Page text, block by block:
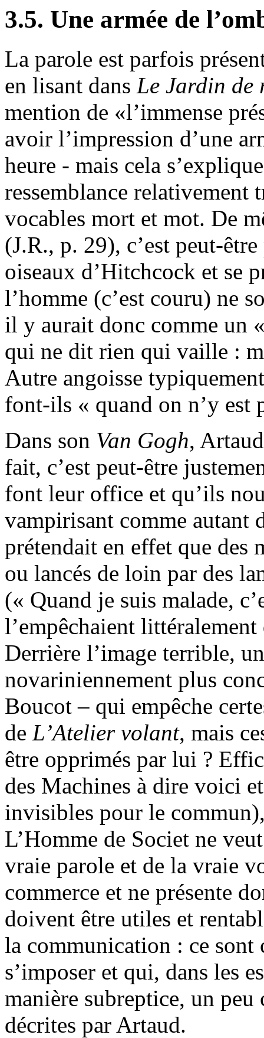
3.5. Une armée de
La parole est parfois
en lisant dans Le Jardin de
mention de «l’immense
avoir l’impression d’une
heure - mais cela
ressemblance relativement
vocables mort et mot. De
(J.R., p. 29), c’est peut-
oiseaux d’Hitchcock et se
l’homme (c’est couru) ne
il y aurait donc comme un
qui ne dit rien qui vaille :
Autre angoisse
font-ils « quand on n’y est
Dans son Van Gogh,
fait, c’est peut-être
font leur office et qu’ils
vampirisant comme autant
prétendait en effet que des
ou lancés de loin par des
(« Quand je suis malade,
l’empêchaient
Derrière l’image terrible,
novariniennement plus
Boucot – qui empêche
de L’Atelier volant, mais
être opprimés par lui ?
des Machines à dire voici
invisibles pour le
L’Homme de Societ ne
vraie parole et de la vraie
commerce et ne présente
doivent être utiles et
la communication : ce
s’imposer et qui, dans les
manière subreptice, un peu
décrites par Artaud.